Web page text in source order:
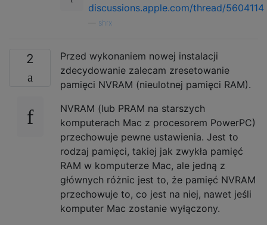
discussions.apple.com/thread/5604114
shrx
2
Przed wykonaniem nowej instalacji
zdecydowanie zalecam zresetowanie
pamięci NVRAM (nieulotnej pamięci RAM).
NVRAM (lub PRAM na starszych
komputerach Mac z procesorem PowerPC)
przechowuje pewne ustawienia. Jest to
rodzaj pamięci, takiej jak zwykła pamięć
RAM w komputerze Mac, ale jedną z
głównych różnic jest to, że pamięć NVRAM
przechowuje to, co jest na niej, nawet jeśli
komputer Mac zostanie wyłączony.